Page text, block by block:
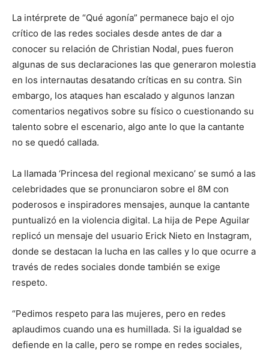
La intérprete de “Qué agonía” permanece bajo el ojo
crítico de las redes sociales desde antes de dar a
conocer su relación de Christian Nodal, pues fueron
algunas de sus declaraciones las que generaron molestia
en los internautas desatando críticas en su contra. Sin
embargo, los ataques han escalado y algunos lanzan
comentarios negativos sobre su físico o cuestionando su
talento sobre el escenario, algo ante lo que la cantante
no se quedó callada.
La llamada ‘Princesa del regional mexicano’ se sumó a las
celebridades que se pronunciaron sobre el 8M con
poderosos e inspiradores mensajes, aunque la cantante
puntualizó en la violencia digital. La hija de Pepe Aguilar
replicó un mensaje del usuario Erick Nieto en Instagram,
donde se destacan la lucha en las calles y lo que ocurre a
través de redes sociales donde también se exige
respeto.
“Pedimos respeto para las mujeres, pero en redes
aplaudimos cuando una es humillada. Si la igualdad se
defiende en la calle, pero se rompe en redes sociales,